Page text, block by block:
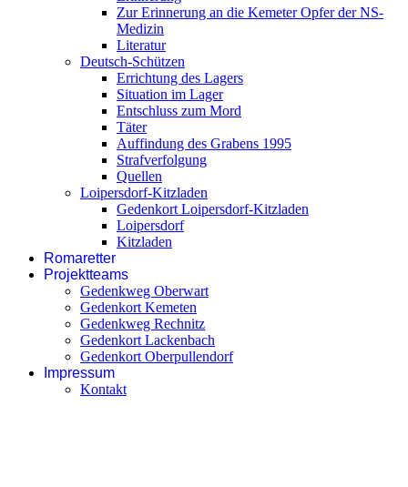
Zur Erinnerung an die Kemeter Opfer der NS-
Medizin
Literatur
Deutsch-Schützen
Errichtung des Lagers
Situation im Lager
Entschluss zum Mord
Täter
Auffindung des Grabens 1995
Strafverfolgung
Quellen
Loipersdorf-Kitzladen
Gedenkort Loipersdorf-Kitzladen
Loipersdorf
Kitzladen
Romaretter
Projektteams
Gedenkweg Oberwart
Gedenkort Kemeten
Gedenkweg Rechnitz
Gedenkort Lackenbach
Gedenkort Oberpullendorf
Impressum
Kontakt